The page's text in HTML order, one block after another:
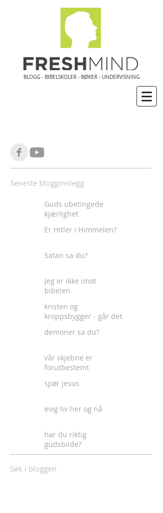
BLOGG - BIBELSKOLER - BØKER - UNDERVISNING
Seneste blogginnlegg
Søk i bloggen
Guds ubetingede
kjærlighet
Er Hitler i Himmelen?
Satan sa du?
Jeg er ikke imot
bibelen
kristen og
kroppsbygger - går det
demoner sa du?
vår skjebne er
forutbestemt
spør jesus
evig liv her og nå
har du riktig
gudsbilde?